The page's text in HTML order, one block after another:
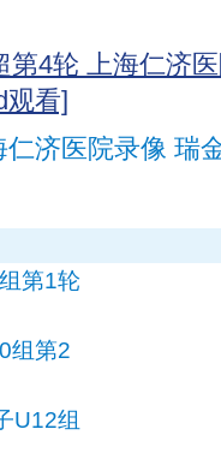
第4轮 上海仁济
观看]
仁济医院录像 瑞
第1轮
组第2
U12组